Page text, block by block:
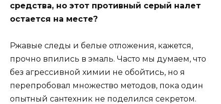
средства, но этот противный серый налет
остается на месте?
Ржавые следы и белые отложения, кажется,
прочно впились в эмаль. Часто мы думаем, что
без агрессивной химии не обойтись, но я
перепробовал множество методов, пока один
опытный сантехник не поделился секретом.